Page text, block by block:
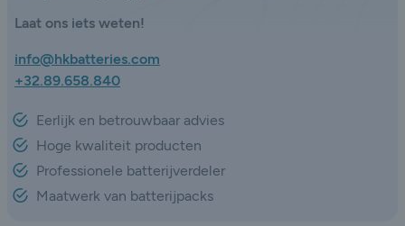
Laat ons iets weten!
info@hkbatteries.com
+32.89.658.840
Eerlijk en betrouwbaar advies
Hoge kwaliteit producten
Professionele batterijverdeler
Maatwerk van batterijpacks